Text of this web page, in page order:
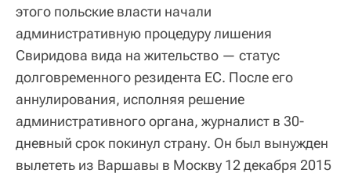
этого польские власти начали
административную процедуру лишения
Свиридова вида на жительство — статус
долговременного резидента ЕС. После его
аннулирования, исполняя решение
административного органа, журналист в 30-
дневный срок покинул страну. Он был вынужден
вылететь из Варшавы в Москву 12 декабря 2015